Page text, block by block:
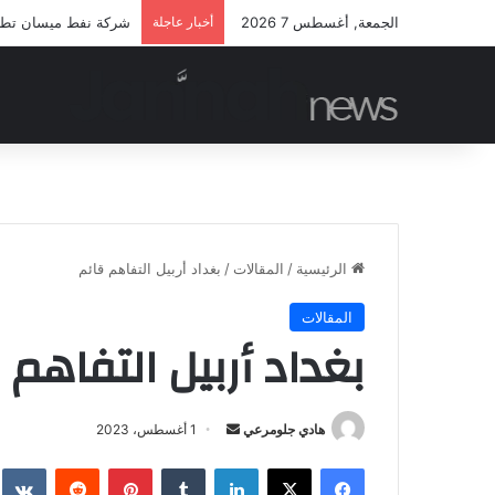
الجمعة, أغسطس 7 2026 أخبار عاجلة شركة نفط ميسان تطلق
الرئيسية / المقالات / بغداد أربيل التفاهم قائم
المقالات
بغداد أربيل
هادي جلومرعي
أرسل
إلكترونيا
1 أغسطس، 2023
فيسبوك ‫X لينكدإن بينتيريست